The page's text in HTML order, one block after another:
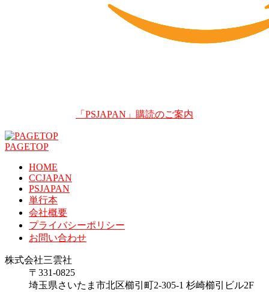
「PSJAPAN」購読のご案内
PAGETOP
HOME
CCJAPAN
PSJAPAN
単行本
会社概要
プライバシーポリシー
お問い合わせ
株式会社三雲社
〒331-0825
埼玉県さいたま市北区櫛引町2-305-1 杉崎櫛引ビル2F